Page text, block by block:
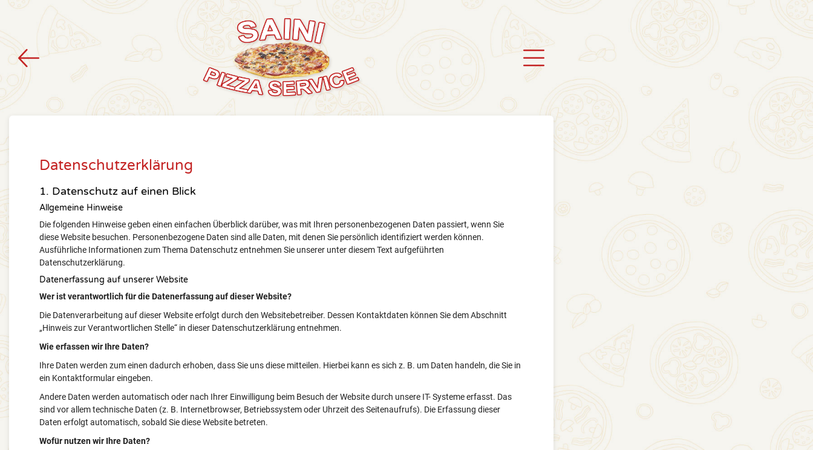
Datenschutzerklärung
1. Datenschutz auf einen Blick
Allgemeine Hinweise
Die folgenden Hinweise geben einen einfachen Überblick darüber, was mit Ihren personenbezogenen Daten passiert, wenn Sie
diese Website besuchen. Personenbezogene Daten sind alle Daten, mit denen Sie persönlich identifiziert werden können.
Ausführliche Informationen zum Thema Datenschutz entnehmen Sie unserer unter diesem Text aufgeführten
Datenschutzerklärung.
Datenerfassung auf unserer Website
Wer ist verantwortlich für die Datenerfassung auf dieser Website?
Die Datenverarbeitung auf dieser Website erfolgt durch den Websitebetreiber. Dessen Kontaktdaten können Sie dem Abschnitt
„Hinweis zur Verantwortlichen Stelle“ in dieser Datenschutzerklärung entnehmen.
Wie erfassen wir Ihre Daten?
Ihre Daten werden zum einen dadurch erhoben, dass Sie uns diese mitteilen. Hierbei kann es sich z. B. um Daten handeln, die Sie in
ein Kontaktformular eingeben.
Andere Daten werden automatisch oder nach Ihrer Einwilligung beim Besuch der Website durch unsere IT- Systeme erfasst. Das
sind vor allem technische Daten (z. B. Internetbrowser, Betriebssystem oder Uhrzeit des Seitenaufrufs). Die Erfassung dieser
Daten erfolgt automatisch, sobald Sie diese Website betreten.
Wofür nutzen wir Ihre Daten?